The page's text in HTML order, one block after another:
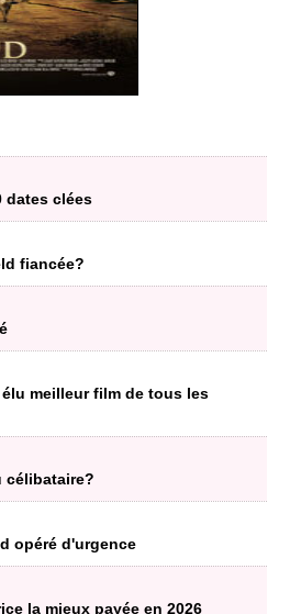
dates clées
fiancée?
élu meilleur film de tous les
célibataire?
opéré d'urgence
la mieux payée en 2026